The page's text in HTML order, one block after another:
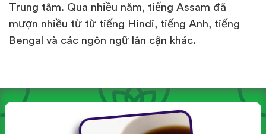
Trung tâm. Qua nhiều năm, tiếng Assam đã
mượn nhiều từ từ tiếng Hindi, tiếng Anh, tiếng
Bengal và các ngôn ngữ lân cận khác.